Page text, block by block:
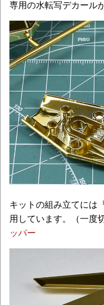
専用の水転写デカール
キットの組み立てには
用しています。（一度
ッパー